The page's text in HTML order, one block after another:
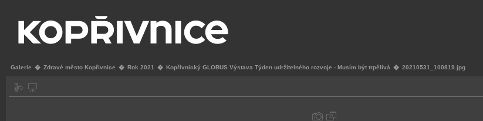
Galerie � Zdravé město Kopřivnice � Rok 2021 � Kopřivnický GLOBUS Výstava Týden udržitelného rozvoje - Musím být trpělivá � 20210531_100819.jpg